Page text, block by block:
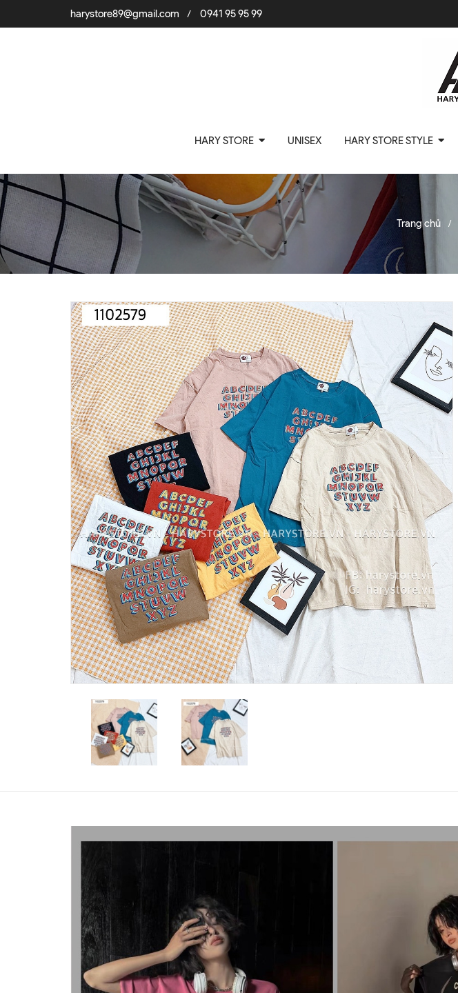
harystore89@gmail.com / 0941 95 95 99
HARY STORE UNISEX HARY STORE STYLE
Trang chủ /